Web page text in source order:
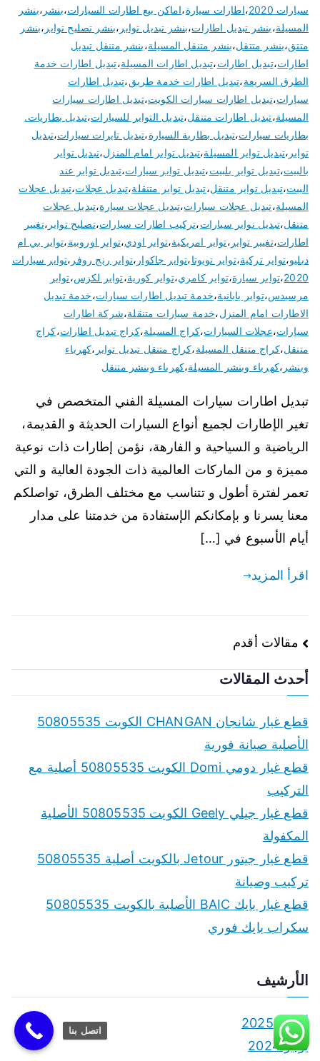
سيارات 2020
،اطارات سيارة،اماكن بيع اطارات السيارات،بنشر ،بنشر
المسيلة،بنشر تبديل اطارات،بنشر تبديل تواير ،بنشر تصليح تواير ،بنشر
متتق،بنشر متتقل،بنشر متنقل المسيلة،بنشر متنقل تبديل
اطارات،تبديل اطارات،تبديل اطارات المسيلة،تبديل اطارات خدمة
الطرق السريعة،تبديل اطارات خدمة طريق،تبديل اطارات
سيارات،تبديل اطارات سيارات الكويت،تبديل اطارات سيارات
المسيلة،تبديل اطارات متنقل،تبديل التواير للسيارات،تبديل بطاريات.
بطاريات سيارات،تبديل بطارية السيارة،تبديل تايرات سيارات،تبديل
تواير ،تبديل تواير المسيلة،تبديل تواير امام المنزل،تبديل تواير
بالبيت،تبديل تواير بلبيت،تبديل تواير سيارات،تبديل تواير عند
البيت،تبديل تواير متنقل،تبديل تواير متنقلة،تبديل عجلات،تبديل عجلات
المسيلة،تبديل عجلات سيارات،تبديل عجلات سيارة،تبديل عجلات
متنقل،تبديل نوابر سيارات،تركيب اطارات سيارات،تصليح تواير ،تغيير
اطارات،تغيير تواير ،تواير امريكية،تواير اودي،تواير اوروبية،تواير بي ام
دبليو،تواير تركية،تواير تويوتا،تواير جاكوار ،تواير رنج روفر ،تواير سيارات
2020،تواير سيارة،تواير كامري،تواير كورية،تواير لكزس،تواير
مرسيدس،تواير يابانية،خدمة تبديل اطارات سيارات،خدمة تبديل
الاطارات امام المنزل،خدمة سيارات متنقلة،شركة اطارات
سيارات،عجلات السيارات،كراج المسيلة،كراج تبديل اطارات،كراج
متنقل،كراج متنقل المسيلة،كراج متنقل تبديل تواير ،كهرباء
وبنشر ،كهرباء وبنشر المسيلة،كهرباء وبنشر متنقل
تبديل اطارات سيارات المسيلة الفني المتخصص في
تغير الإطارات لجميع أنواع السيارات الحديثة و القديمة،
الرياضية و السياحية و الفارهة، نؤمن إطارات ذات نوعية
مميزة و من الماركات العالمية ذات الجودة العالية و التي
تعمر لفترة أطول و تتناسب مع مختلف الطرق، تواصلكم
معنا يسرنا و بإمكانكم الإستفادة من خدمتنا على مدار
أيام الأسبوع في […]
اقرأ المزيد
تصفّح
المقالات
مقالات أقدم
أحدث المقالات
قطع غيار شانجان CHANGAN الكويت 50805535
الأصلية صيانة فورية
قطع غيار دومي Domi الكويت 50805535 أصلية مع
التركيب
قطع غيار جيلي Geely الكويت 50805535 الأصلية
المكفولة
قطع غيار جيتور Jetour بالكويت أصلية 50805535
تركيب وصيانة
قطع غيار بايك BAIC الأصلية بالكويت 50805535
سكراب بايك فوري
الأرشيف
أكتوبر 2025
يونيو 2024
اتصل بنا